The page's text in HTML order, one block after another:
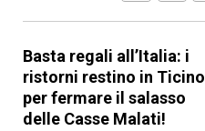
Basta regali all’Italia: i
ristorni restino in Ticino
per fermare il salasso
delle Casse Malati!